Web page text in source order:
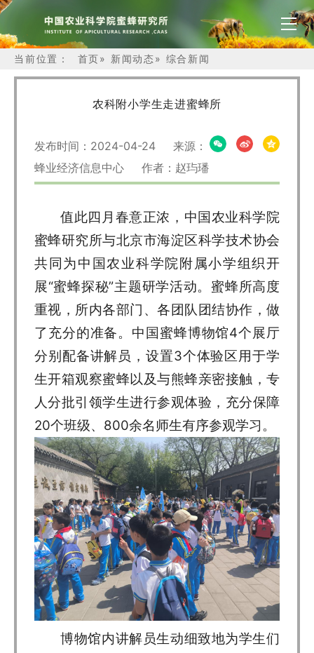
当前位置： 首页» 新闻动态» 综合新闻
农科附小学生走进蜜蜂所
发布时间：2024-04-24 来源：
蜂业经济信息中心 作者：赵玙璠
值此四月春意正浓，中国农业科学院
蜜蜂研究所与北京市海淀区科学技术协会
共同为中国农业科学院附属小学组织开
展“蜜蜂探秘”主题研学活动。蜜蜂所高度
重视，所内各部门、各团队团结协作，做
了充分的准备。中国蜜蜂博物馆4个展厅
分别配备讲解员，设置3个体验区用于学
生开箱观察蜜蜂以及与熊蜂亲密接触，专
人分批引领学生进行参观体验，充分保障
20个班级、800余名师生有序参观学习。
博物馆内讲解员生动细致地为学生们